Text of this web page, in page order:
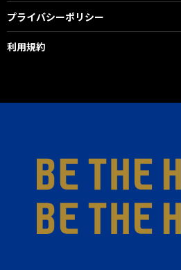
プライバシーポリシー
利用規約